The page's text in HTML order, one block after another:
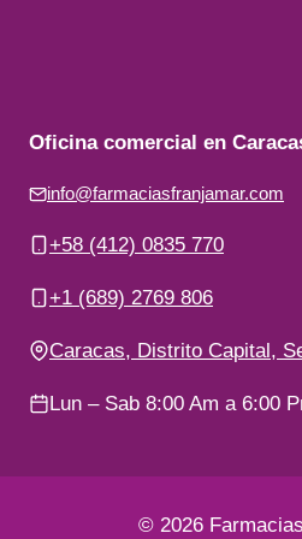
Oficina comercial en
info@farmaciasfranjamar.com
+58 (412) 0835 770
+1 (689) 2769 806
Caracas, Distrito Capital,
Lun – Sab 8:00 Am a 6:00
© 2026